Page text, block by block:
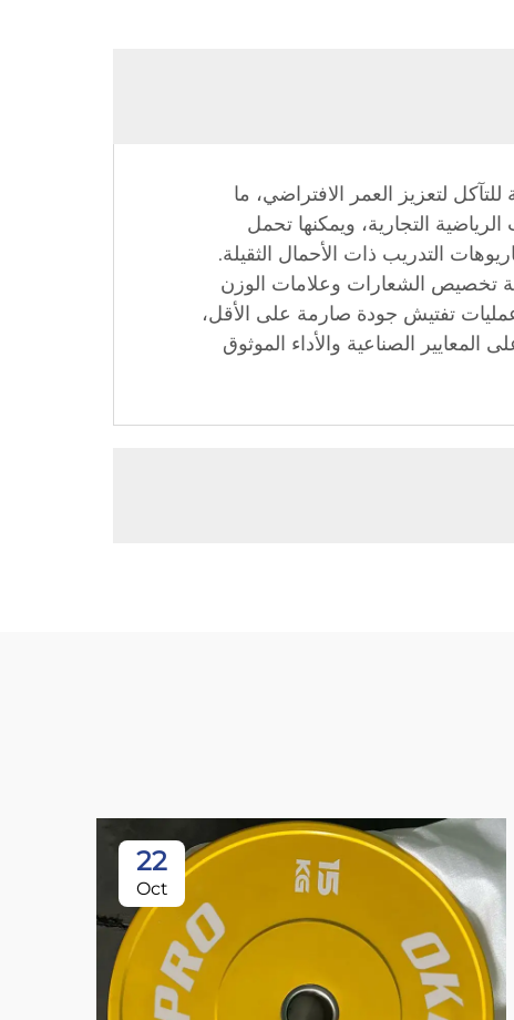
لتعزيز العمر الافتراضي، ما
التجارية، ويمكنها تحمل
التدريب ذات الأحمال الثقيلة.
تخصيص الشعارات وعلامات الوزن
أطوال القضبان لتتناسب مع صورة علامتهم التجارية واحتياجاتهم التشغيلية. يخضع كل عبارة لـ 10 عمليات تفتيش جودة صارمة على الأقل،
الصناعية والأداء الموثوق
22
Oct